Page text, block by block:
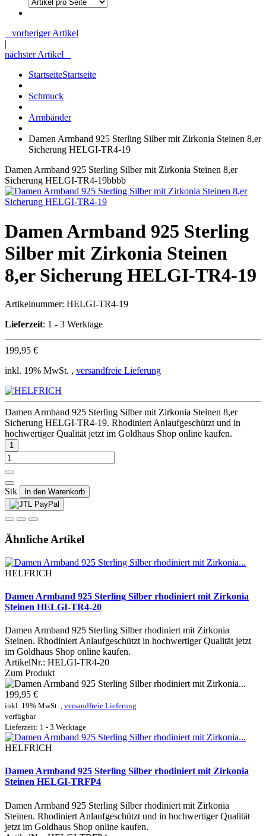
vorheriger Artikel
|
nächster Artikel
StartseiteStartseite
Schmuck
Armbänder
Damen Armband 925 Sterling Silber mit Zirkonia Steinen 8,er
Sicherung HELGI-TR4-19
Damen Armband 925 Sterling Silber mit Zirkonia Steinen 8,er
Sicherung HELGI-TR4-19bbbb
Damen Armband 925 Sterling
Silber mit Zirkonia Steinen
8,er Sicherung HELGI-TR4-19
Artikelnummer: HELGI-TR4-19
Lieferzeit: 1 - 3 Werktage
199,95 €
inkl. 19% MwSt. , versandfreie Lieferung
Damen Armband 925 Sterling Silber mit Zirkonia Steinen 8,er
Sicherung HELGI-TR4-19. Rhodiniert Anlaufgeschützt und in
hochwertiger Qualität jetzt im Goldhaus Shop online kaufen.
Stk In den Warenkorb
Ähnliche Artikel
HELFRICH
Damen Armband 925 Sterling Silber rhodiniert mit Zirkonia
Steinen HELGI-TR4-20
Damen Armband 925 Sterling Silber rhodiniert mit Zirkonia
Steinen. Rhodiniert Anlaufgeschützt in hochwertiger Qualität jetzt
im Goldhaus Shop online kaufen.
ArtikelNr.: HELGI-TR4-20
Zum Produkt
199,95 €
inkl. 19% MwSt. , versandfreie Lieferung
verfügbar
Lieferzeit: 1 - 3 Werktage
HELFRICH
Damen Armband 925 Sterling Silber rhodiniert mit Zirkonia
Steinen HELGI-TRFP4
Damen Armband 925 Sterling Silber rhodiniert mit Zirkonia
Steinen. Rhodiniert Anlaufgeschützt und in hochwertiger Qualität
jetzt im Goldhaus Shop online kaufen.